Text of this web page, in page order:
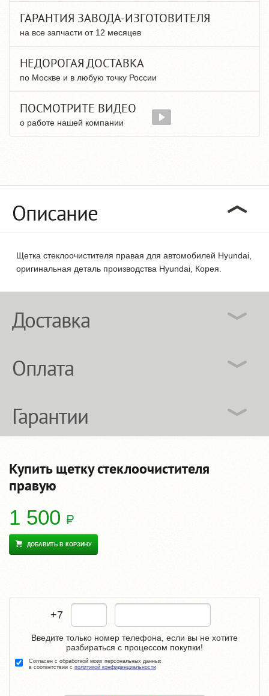
ГАРАНТИЯ ЗАВОДА-ИЗГОТОВИТЕЛЯ
на все запчасти от 12 месяцев
НЕДОРОГАЯ ДОСТАВКА
по Москве и в любую точку России
ПОСМОТРИТЕ ВИДЕО
о работе нашей компании
Описание
Щетка стеклоочистителя правая для автомобилей Hyundai,
оригинальная деталь производства Hyundai, Корея.
Доставка
Оплата
Гарантии
Купить щетку стеклоочистителя
правую
1 500
ДОБАВИТЬ В КОРЗИНУ
+7
Введите только номер телефона, если вы не хотите
разбираться с процессом покупки!
Согласен с обработкой моих персональных данных
в соответствии с политикой конфиденциальности